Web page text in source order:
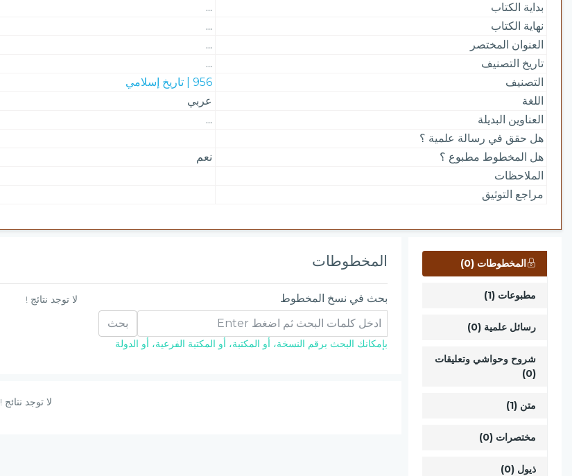
بداية الكتاب
...
نهاية الكتاب
...
العنوان المختصر
...
تاريخ التصنيف
...
التصنيف
956 | تاريخ إسلامي
اللغة
عربي
العناوين البديلة
...
هل حقق في رسالة علمية ؟
هل المخطوط مطبوع ؟
نعم
الملاحظات
مراجع التوثيق
المخطوطات (0)
مطبوعات (1)
رسائل علمية (0)
شروح وحواشي وتعليقات
(0)
متن (1)
مختصرات (0)
ذيول (0)
المخطوطات
بحث في نسخ المخطوط
بحث
بإمكانك البحث برقم النسخة، أو المكتبة، أو المكتبة الفرعية، أو الدولة
لا توجد نتائج !
لا توجد نتائج !